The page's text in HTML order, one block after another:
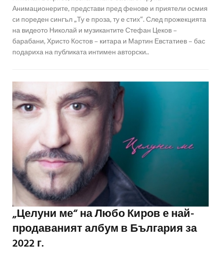
Анимационерите, представи пред фенове и приятели осмия
си пореден сингъл „Ту е проза, ту е стих“. След прожекцията
на видеото Николай и музикантите Стефан Цеков –
барабани, Христо Костов – китара и Мартин Евстатиев – бас
подариха на публиката интимен авторски..
„Целуни ме“ на Любо Киров е най-
продаваният албум в България за
2022 г.